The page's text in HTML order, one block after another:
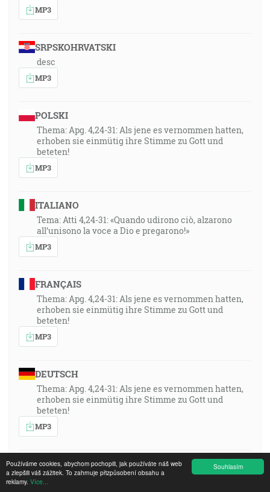
Souhlasím
Používáme cookies, abychom pochopili, jak používáte náš web
a zlepšili váš zážitek. To zahrnuje přizpůsobení obsahu a
reklamy. Více...
MP3
SRPSKOHRVATSKI
desc
MP3
POLSKI
Thema: Apg. 4,24-31: Als jene es vernommen hatten,
erhoben sie einmütig ihre Stimme zu Gott und
beteten!
MP3
ITALIANO
Tema: Atti 4,24-31: «Quando udirono ciò, alzarono
all’unisono la voce a Dio e pregarono!»
MP3
FRANÇAIS
Thema: Apg. 4,24-31: Als jene es vernommen hatten,
erhoben sie einmütig ihre Stimme zu Gott und
beteten!
MP3
DEUTSCH
Thema: Apg. 4,24-31: Als jene es vernommen hatten,
erhoben sie einmütig ihre Stimme zu Gott und
beteten!
MP3
MAGYAR
A téma: Ap.Csel 4:24–31: »Amikor amazok ezt